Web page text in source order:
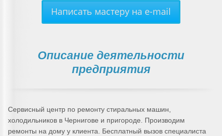
Написать мастеру на e-mail
Описание деятельности
предприятия
Сервисный центр по ремонту стиральных машин,
холодильников в Чернигове и пригороде. Производим
ремонты на дому у клиента. Бесплатный вызов специалиста